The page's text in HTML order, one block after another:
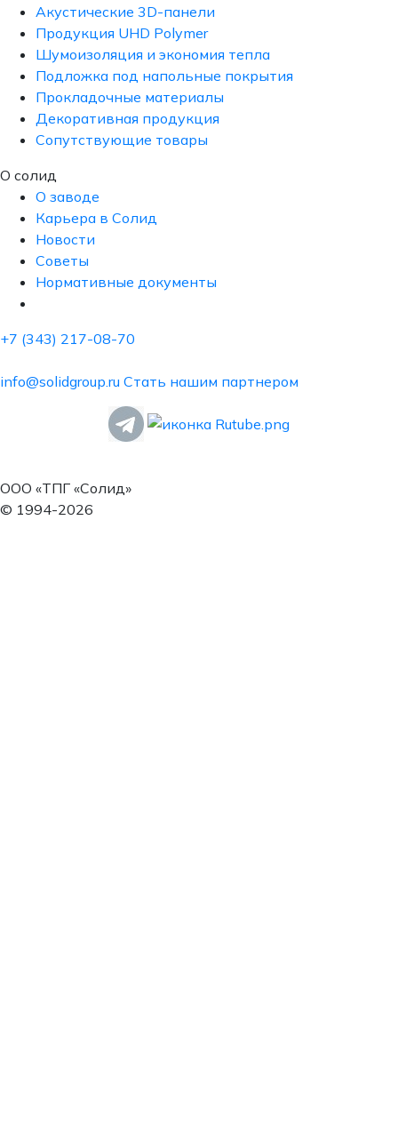
Акустические 3D-панели
Продукция UHD Polymer
Шумоизоляция и экономия тепла
Подложка под напольные покрытия
Прокладочные материалы
Декоративная продукция
Сопутствующие товары
О солид
О заводе
Карьера в Солид
Новости
Советы
Нормативные документы
+7 (343) 217-08-70
info@solidgroup.ru Стать нашим партнером
ООО «ТПГ «Солид»
© 1994-2026